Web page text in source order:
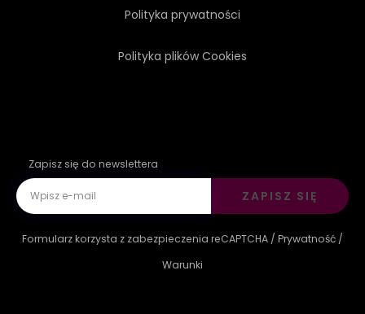
Polityka prywatności
Polityka plików Cookies
Zapisz się do newslettera
ZAPISZ SIĘ
Formularz korzysta z zabezpieczenia reCAPTCHA / Prywatność /
Warunki